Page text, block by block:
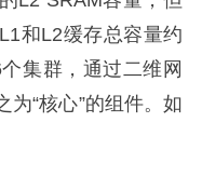
和L2缓存总容量约
集群，通过二维网
“核心”的组件。如